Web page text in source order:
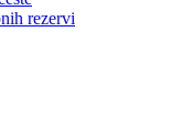
rezervi